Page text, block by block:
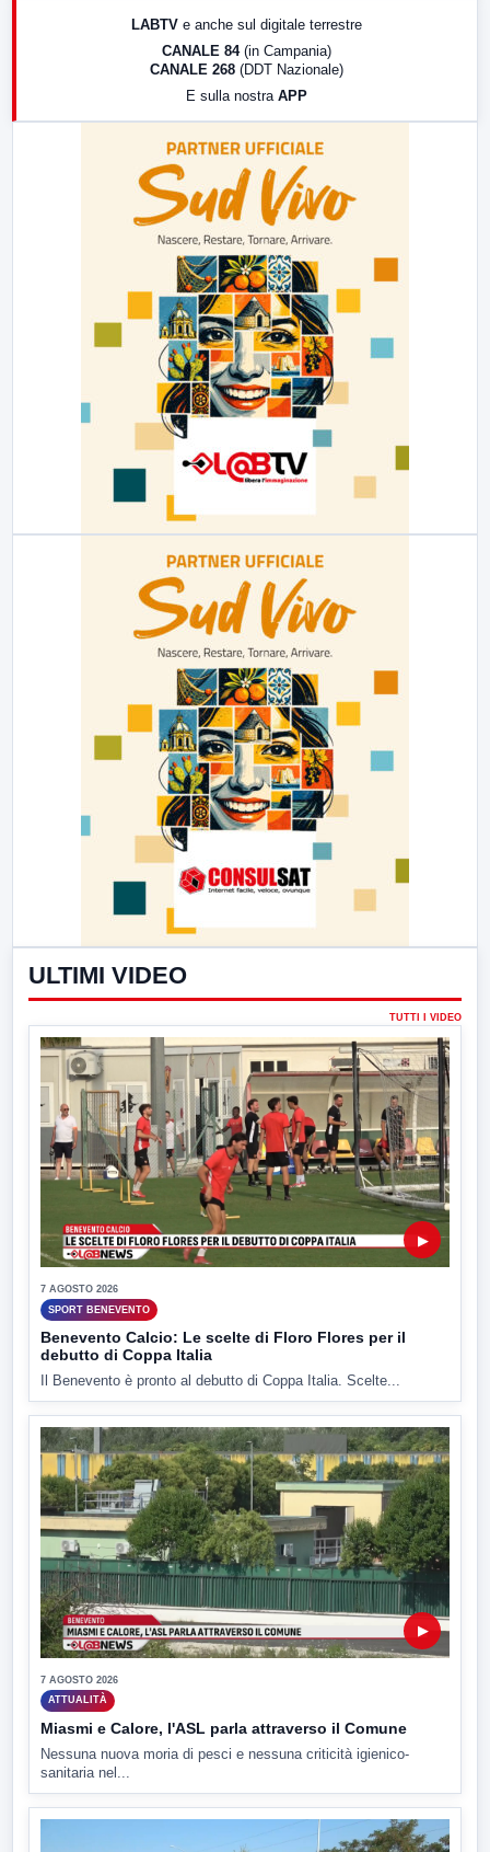
LABTV e anche sul digitale terrestre
CANALE 84 (in Campania)
CANALE 268 (DDT Nazionale)
E sulla nostra APP
ULTIMI VIDEO
TUTTI I VIDEO
▶
7 AGOSTO 2026
SPORT BENEVENTO
Benevento Calcio: Le scelte di Floro Flores per il
debutto di Coppa Italia
Il Benevento è pronto al debutto di Coppa Italia. Scelte...
▶
7 AGOSTO 2026
ATTUALITÀ
Miasmi e Calore, l'ASL parla attraverso il Comune
Nessuna nuova moria di pesci e nessuna criticità igienico-
sanitaria nel...